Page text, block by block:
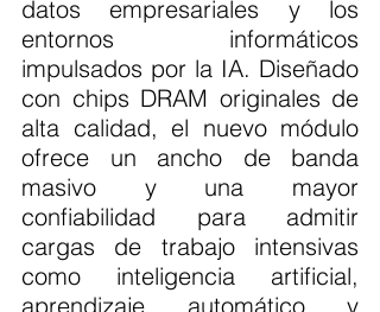
datos empresariales y los
entornos informáticos
impulsados por la IA. Diseñado
con chips DRAM originales de
alta calidad, el nuevo módulo
ofrece un ancho de banda
masivo y una mayor
confiabilidad para admitir
cargas de trabajo intensivas
como inteligencia artificial,
aprendizaje automático y